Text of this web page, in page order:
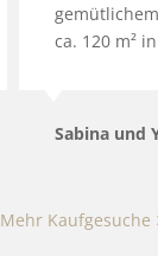
gemütlichem
ca. 120 m² in
Sabina und
Mehr Kaufgesuche